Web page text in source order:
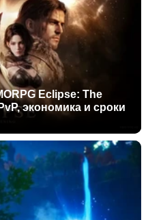
Eclipse: The
экономика и сроки